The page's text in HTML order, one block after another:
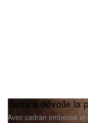
Beda’a dévoile la
Avec cadran embossé